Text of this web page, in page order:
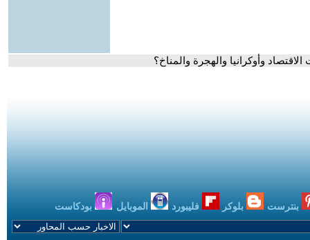
وأوكرانيا والهجرة والمناخ؟
بنترست بلوكر فليبورد الموبايل بودكاست